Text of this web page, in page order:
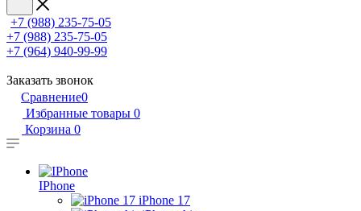
+7 (988) 235-75-05
+7 (988) 235-75-05
+7 (964) 940-99-99
Заказать звонок
Сравнение0
Избранные товары 0
Корзина 0
IPhone
iPhone 17